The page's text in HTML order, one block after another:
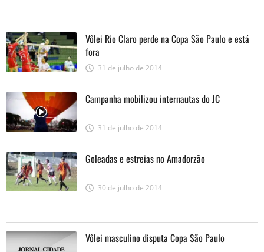
Vôlei Rio Claro perde na Copa São Paulo e está
fora
31 de julho de 2014
Campanha mobilizou internautas do JC
31 de julho de 2014
Goleadas e estreias no Amadorzão
30 de julho de 2014
Vôlei masculino disputa Copa São Paulo